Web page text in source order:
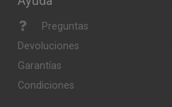
Preguntas
Devoluciones
Garantías
Condiciones